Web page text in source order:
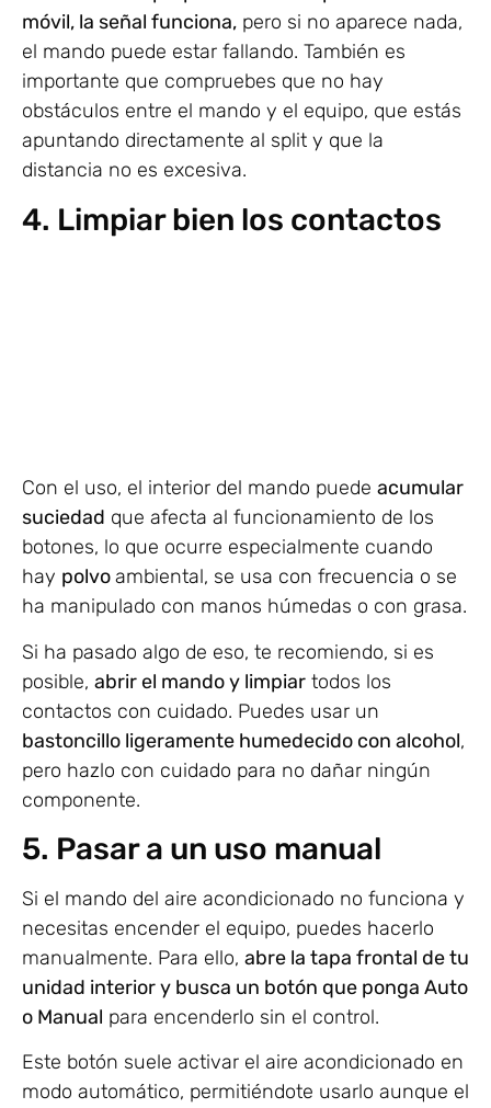
móvil, la señal funciona, pero si no aparece nada,
el mando puede estar fallando. También es
importante que compruebes que no hay
obstáculos entre el mando y el equipo, que estás
apuntando directamente al split y que la
distancia no es excesiva.
4. Limpiar bien los contactos
Con el uso, el interior del mando puede acumular
suciedad que afecta al funcionamiento de los
botones, lo que ocurre especialmente cuando
hay polvoambiental, se usa con frecuencia o se
ha manipulado con manos húmedas o con grasa.
Si ha pasado algo de eso, te recomiendo, si es
posible, abrir el mando y limpiar todos los
contactos con cuidado. Puedes usar un
bastoncillo ligeramente humedecido con alcohol,
pero hazlo con cuidado para no dañar ningún
componente.
5. Pasar a un uso manual
Si el mando del aire acondicionado no funciona y
necesitas encender el equipo, puedes hacerlo
manualmente. Para ello, abre la tapa frontal de tu
unidad interior y busca un botón que ponga Auto
o Manual para encenderlo sin el control.
Este botón suele activar el aire acondicionado en
modo automático, permitiéndote usarlo aunque el